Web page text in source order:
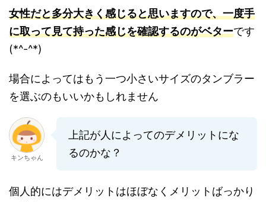
女性だと多分大きく感じると思いますので、一度手
に取って見て持った感じを確認するのがベターです
(*^-^*)
場合によってはもう一つ小さいサイズのタンブラー
を選ぶのもいいかもしれません
キンちゃん
上記が人によってのデメリットにな
るのかな？
個人的にはデメリットはほぼなくメリットばっかり